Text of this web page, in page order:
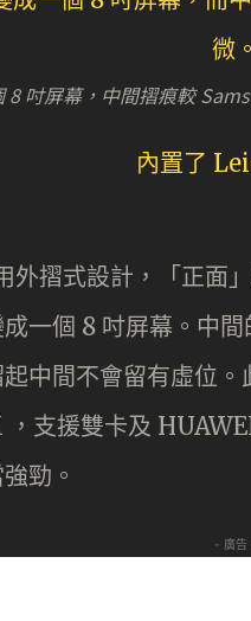
8 吋屏幕，中間摺痕較
摺式設計，「正面
一個 8 吋屏幕。中
中間不會留有虛位
支援雙卡及
勁。
- 廣告